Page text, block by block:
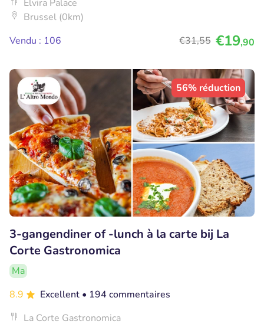
Elvira Palace
Brussel (0km)
Vendu : 106
€31,55 €19,90
56% réduction
3-gangendiner of -lunch à la carte bij La
Corte Gastronomica
Ma
8.9
Excellent • 194 commentaires
La Corte Gastronomica